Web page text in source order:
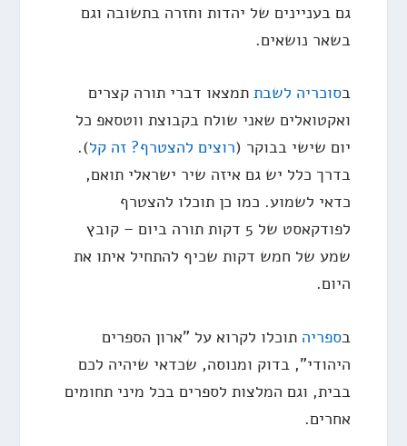
גם בעניינים של יהדות וחזרה בתשובה וגם
בשאר נושאים.
בסוכריה לשבת תמצאו דברי תורה קצרים
ואקטואלים שאני שולח בקבוצת ווטסאפ כל
יום שישי בבוקר (רוצים להצטרף? זה קל).
בדרך כלל יש גם איזה שיר ישראלי תואם,
כדאי לשמוע. כמו כן תוכלו להצטרף
לפודקאסט של 5 דקות תורה ביום – קובץ
שמע של חמש דקות שכיף להתחיל איתו את
היום.
בספריה תוכלו לקרוא על "ארון הספרים
היהודי", בדוק ומנוסה, שכדאי שיהיה לכם
בבית, וגם המלצות לספרים בכל מיני תחומים
אחרים.